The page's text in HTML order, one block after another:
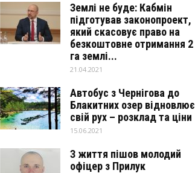
Землі не буде: Кабмін
підготував законопроект,
який скасовує право на
безкоштовне отримання 2
га землі...
21.04.2021
Автобус з Чернігова до
Блакитних озер відновлює
свій рух – розклад та ціни
15.06.2021
З життя пішов молодий
офіцер з Прилук